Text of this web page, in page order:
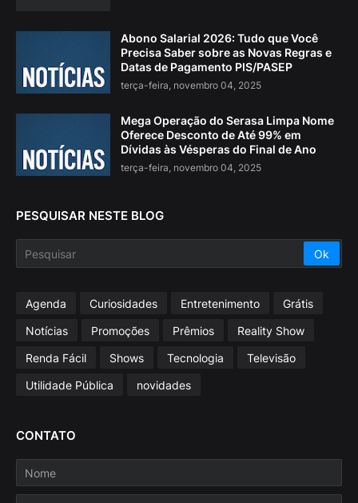
Abono Salarial 2026: Tudo que Você
Precisa Saber sobre as Novas Regras e
Datas de Pagamento PIS/PASEP
terça-feira, novembro 04, 2025
Mega Operação do Serasa Limpa Nome
Oferece Desconto de Até 99% em
Dívidas às Vésperas do Final de Ano
terça-feira, novembro 04, 2025
PESQUISAR NESTE BLOG
Agenda Curiosidades Entretenimento
Grátis
Notícias
Promoções Prêmios
Reality Show
Renda Fácil
Shows Tecnologia
Televisão
Utilidade Pública
novidades
CONTATO